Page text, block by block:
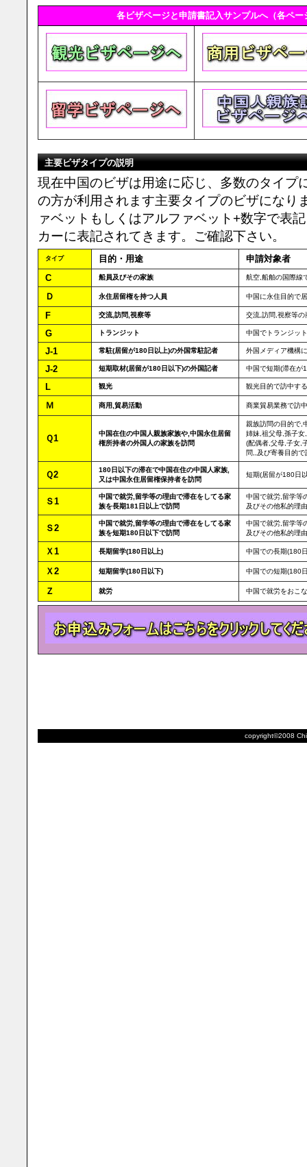
各ビザページと申請書記入サンプルへ（各ペ
主要ビザタイプの説明
現在中国のビザは用途に応じ、多数のタイプ
の方が利用されます主要タイプのビザになり
ァベットもしくはアルファベット+数字で表
カーに表記されてきます。ご確認下さい。
タイプ 目的・用途
申請対象者
C
船員及びその家族 航空,船舶の国際線
Ｄ 永住居留権を持つ人員 中国に永住目的で
F 交流,訪問,視察等 交流,訪問,視察等
G トランジット 中国でトランジッ
J-1 常駐(居留が180日以上)の外国常駐記者 外国メディア機構
J-2 短期取材(居留が180日以下)の外国記者 中国で短期(滞在が
L 観光 観光目的で訪中す
Ｍ 商用,貿易活動 商業貿易業務で訪
Ｑ1
中国在住の中国人親族家族や,中国永住居留
権所持者の外国人の家族を訪問
親族訪問の目的で,
姉妹,祖父母,孫子
(配偶者,父母,子女,
問,,及び寄養目的で
Ｑ2
180日以下の滞在で中国在住の中国人家族,
又は中国永住居留権保持者を訪問
短期(居留が180日
Ｓ1
中国で就労,留学等の理由で滞在をしてる家
族を長期181日以上で訪問
中国で就労,留学等
及びその他私的理
Ｓ2
中国で就労,留学等の理由で滞在をしてる家
族を短期180日以下で訪問
中国で就労,留学等
及びその他私的理
Ｘ1 長期留学(180日以上) 中国での長期(180
Ｘ2 短期留学(180日以下) 中国での短期(180
Ｚ 就労 中国で就労をおこ
copyright©2008